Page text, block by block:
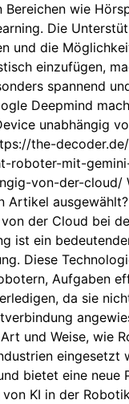
Bereichen wie
Die
und die
einzufügen,
spannend
Deepmind
unabhängig
the-
roboter-mit-
von-der-cloud/
Artikel
der Cloud bei
ist ein
Diese
Aufgaben
da sie
und Weise, wie
eingesetzt
bietet eine neue
KI in der